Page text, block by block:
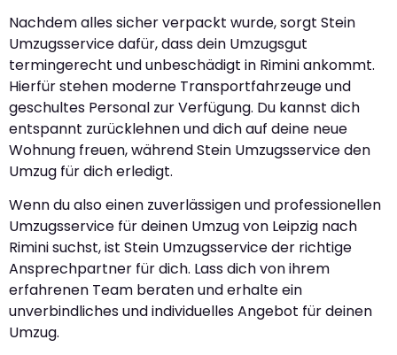
Nachdem alles sicher verpackt wurde, sorgt Stein
Umzugsservice dafür, dass dein Umzugsgut
termingerecht und unbeschädigt in Rimini ankommt.
Hierfür stehen moderne Transportfahrzeuge und
geschultes Personal zur Verfügung. Du kannst dich
entspannt zurücklehnen und dich auf deine neue
Wohnung freuen, während Stein Umzugsservice den
Umzug für dich erledigt.
Wenn du also einen zuverlässigen und professionellen
Umzugsservice für deinen Umzug von Leipzig nach
Rimini suchst, ist Stein Umzugsservice der richtige
Ansprechpartner für dich. Lass dich von ihrem
erfahrenen Team beraten und erhalte ein
unverbindliches und individuelles Angebot für deinen
Umzug.